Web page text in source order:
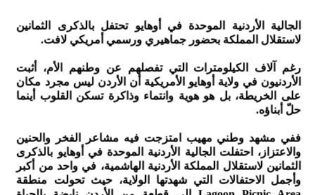
الجالية الأردنية الموحدة في أوهايو تحتفل بالذكرى الثمانين
لاستقلال المملكة بحضور جماهيري ورسمي أمريكي لافت.
رغم آلاف الكيلومترات التي تفصلهم عن وطنهم الأم، أثبت
الأردنيون في ولاية أوهايو الأمريكية أن الأردن ليس مجرد مكان
على الخريطة، بل هو هوية وانتماء وذاكرة تسكن القلوب أينما
حلّ أبناؤه.
ففي مشهد وطني مهيب امتزجت فيه مشاعر الفخر والحنين
والاعتزاز، احتفلت الجالية الأردنية الموحدة في أوهايو بالذكرى
الثمانين لاستقلال المملكة الأردنية الهاشمية، في واحد من أكبر
وأجمل الاحتفالات التي شهدتها الولاية، حيث تحولت منطقة